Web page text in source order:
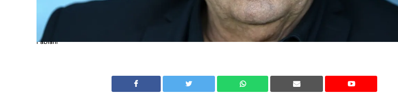
Fabiani